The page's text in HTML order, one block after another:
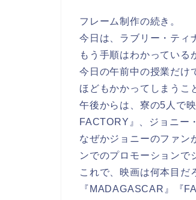
フレーム制作の続き。
今日は、ラブリー・ティ
もう手順はわかっている
今日の午前中の授業だけ
ほどもかかってしまうこ
午後からは、寮の5人で
FACTORY』、ジョニー
なぜかジョニーのファン
ンでのプロモーションで
これで、映画は何本目だ
『MADAGASCAR』『